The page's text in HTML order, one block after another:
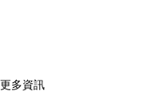
更多資訊